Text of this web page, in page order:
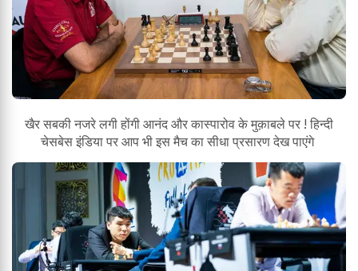
खैर सबकी नजरे लगी होंगी आनंद और कास्पारोव के मुक़ाबले पर ! हिन्दी
चेसबेस इंडिया पर आप भी इस मैच का सीधा प्रसारण देख पाएंगे